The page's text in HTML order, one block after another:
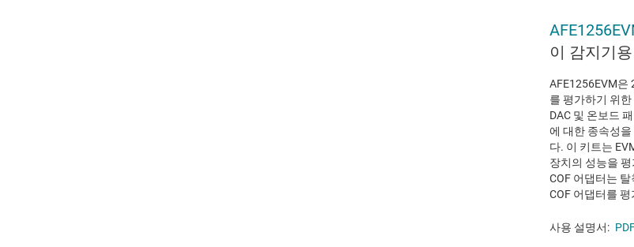
이 감지기
AFE1256EVM은
를 평가하기 위
DAC 및 온보드
에 대한 종속성
다. 이 키트는
장치의 성능을
COF 어댑터는
COF 어댑터를
사용 설명서: